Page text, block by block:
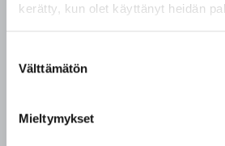
kerätty, kun olet käyttänyt heidän
valinta
Välttämätön
Mieltymykset
p. 010 3911 900
Tilaukset arkisin klo 7–16